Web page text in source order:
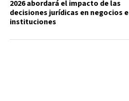
2026 abordará el impacto de las
decisiones jurídicas en negocios e
instituciones